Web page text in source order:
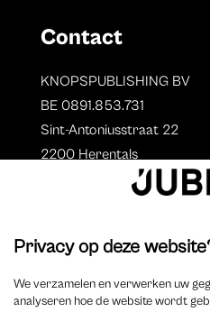
Contact
KNOPSPUBLISHING BV
BE 0891.853.731
Sint-Antoniusstraat 22
2200 Herentals
Auteurs
Overzicht auteurs